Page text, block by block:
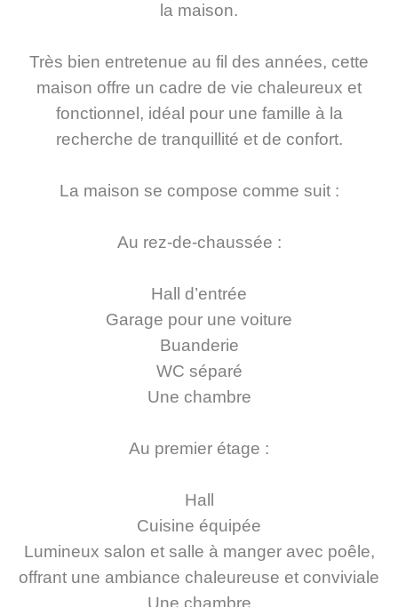
la maison.
Très bien entretenue au fil des années, cette
maison offre un cadre de vie chaleureux et
fonctionnel, idéal pour une famille à la
recherche de tranquillité et de confort.
La maison se compose comme suit :
Au rez-de-chaussée :
Hall d’entrée
Garage pour une voiture
Buanderie
WC séparé
Une chambre
Au premier étage :
Hall
Cuisine équipée
Lumineux salon et salle à manger avec poêle,
offrant une ambiance chaleureuse et conviviale
Une chambre